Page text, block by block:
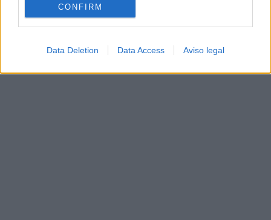
CONFIRM
Data Deletion Data Access Aviso legal